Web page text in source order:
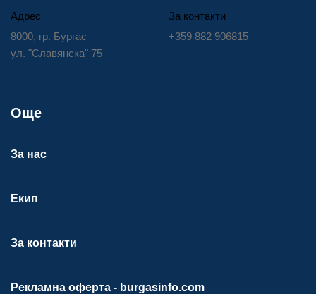
Адрес
8000, гр. Бургас
ул. "Славянска" 75
За контакти
+359 882 906815
Още
За нас
Екип
За контакти
Рекламна оферта - burgasinfo.com